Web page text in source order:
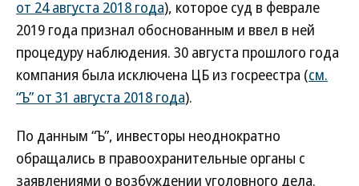
от 24 августа 2018 года), которое суд в феврале
2019 года признал обоснованным и ввел в ней
процедуру наблюдения. 30 августа прошлого года
компания была исключена ЦБ из госреестра (см.
“Ъ” от 31 августа 2018 года).
По данным “Ъ”, инвесторы неоднократно
обращались в правоохранительные органы с
заявлениями о возбуждении уголовного дела.